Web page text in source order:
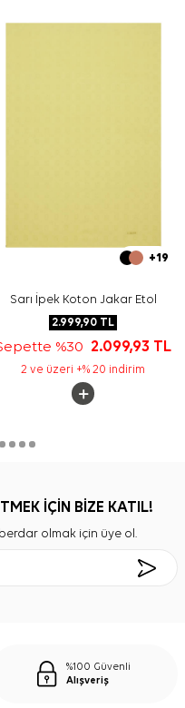
+19
Sarı İpek Koton Jakar Etol
2.999,90 TL
%30 2.099,93 TL
2 ve üzeri +% 20 indirim
İÇİN BİZE KATIL!
olmak için üye ol.
%100 Güvenli
Alışveriş